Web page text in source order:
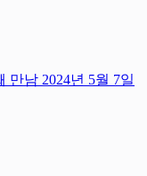
만남 2024년 5월 7일